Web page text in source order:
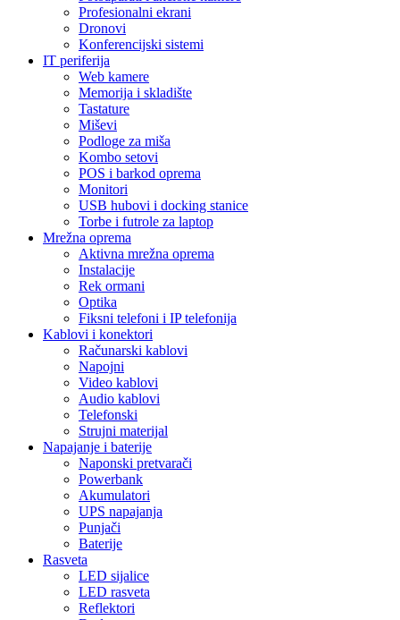
Profesionalni ekrani
Dronovi
Konferencijski sistemi
IT periferija
Web kamere
Memorija i skladište
Tastature
Miševi
Podloge za miša
Kombo setovi
POS i barkod oprema
Monitori
USB hubovi i docking stanice
Torbe i futrole za laptop
Mrežna oprema
Aktivna mrežna oprema
Instalacije
Rek ormani
Optika
Fiksni telefoni i IP telefonija
Kablovi i konektori
Računarski kablovi
Napojni
Video kablovi
Audio kablovi
Telefonski
Strujni materijal
Napajanje i baterije
Naponski pretvarači
Powerbank
Akumulatori
UPS napajanja
Punjači
Baterije
Rasveta
LED sijalice
LED rasveta
Reflektori